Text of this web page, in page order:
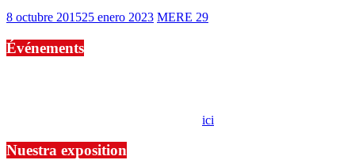
8 octubre 201525 enero 2023 MERE 29
Événements
ici
Nuestra exposition